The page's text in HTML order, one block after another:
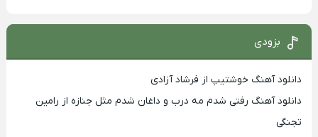
بزودی
دانلود آهنگ خوشتیپ از فرشاد آزادی
دانلود آهنگ رفتی شدم مه درب و داغان شدم مثل جنازه از رامین
تجنگی